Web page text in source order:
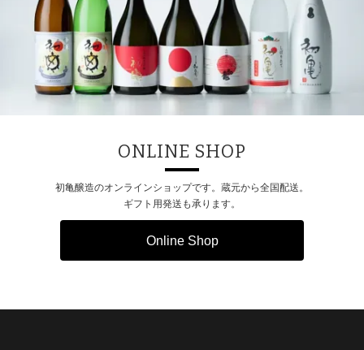
ONLINE SHOP
初亀醸造のオンラインショップです。蔵元から全国配送。
ギフト用発送も承ります。
Online Shop